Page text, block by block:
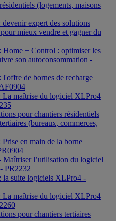
(logements, maisons
expert des solutions
mieux vendre et gagner du
Home + Control : optimiser les
son autoconsommation -
de bornes de recharge
La maîtrise du logiciel XLPro4
pour chantiers résidentiels
(bureaux, commerces,
en main de la borne
Maîtriser l’utilisation du logiciel
PR2232
la suite logiciels XLPro4 -
La maîtrise du logiciel XLPro4
pour chantiers tertiaires